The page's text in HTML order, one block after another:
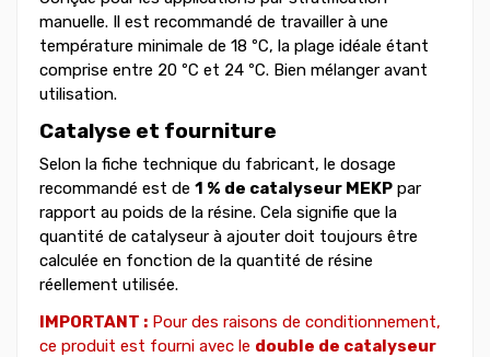
manuelle. Il est recommandé de travailler à une
température minimale de 18 ºC, la plage idéale étant
comprise entre 20 ºC et 24 ºC. Bien mélanger avant
utilisation.
Catalyse et fourniture
Selon la fiche technique du fabricant, le dosage
recommandé est de 1 % de catalyseur MEKP par
rapport au poids de la résine. Cela signifie que la
quantité de catalyseur à ajouter doit toujours être
calculée en fonction de la quantité de résine
réellement utilisée.
IMPORTANT : Pour des raisons de conditionnement,
ce produit est fourni avec le double de catalyseur